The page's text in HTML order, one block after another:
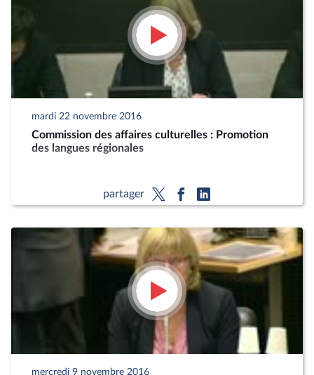
mardi 22 novembre 2016
Commission des affaires culturelles : Promotion
des langues régionales
partager
mercredi 9 novembre 2016